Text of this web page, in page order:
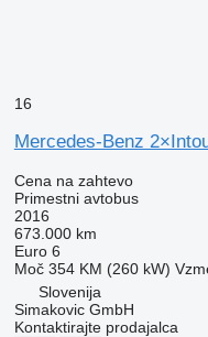
16
Mercedes-Benz
Cena na zahtevo
Primestni avtobus
2016
673.000 km
Euro 6
Moč 354 KM (260 kW)
Slovenija
Simakovic GmbH
Kontaktirajte prodajalca